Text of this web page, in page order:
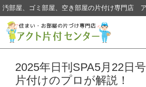
汚部屋、ゴミ部屋、空き部屋の片付け専門店
コンテンツに移動
2025年日刊SPA5月22日
片付けのプロが解説！